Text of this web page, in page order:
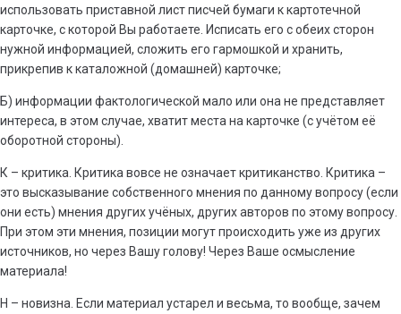
использовать приставной лист писчей бумаги к картотечной
карточке, с которой Вы работаете. Исписать его с обеих сторон
нужной информацией, сложить его гармошкой и хранить,
прикрепив к каталожной (домашней) карточке;
Б) информации фактологической мало или она не представляет
интереса, в этом случае, хватит места на карточке (с учётом её
оборотной стороны).
К – критика. Критика вовсе не означает критиканство. Критика –
это высказывание собственного мнения по данному вопросу (если
они есть) мнения других учёных, других авторов по этому вопросу.
При этом эти мнения, позиции могут происходить уже из других
источников, но через Вашу голову! Через Ваше осмысление
материала!
Н – новизна. Если материал устарел и весьма, то вообще, зачем